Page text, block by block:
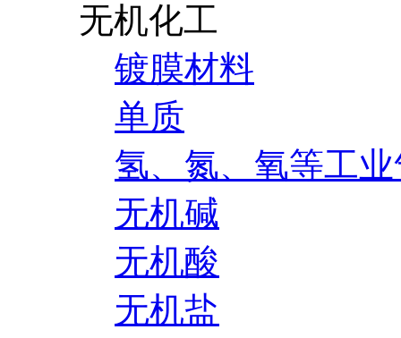
无机化工
镀膜材料
单质
氢、氮、氧等工
无机碱
无机酸
无机盐